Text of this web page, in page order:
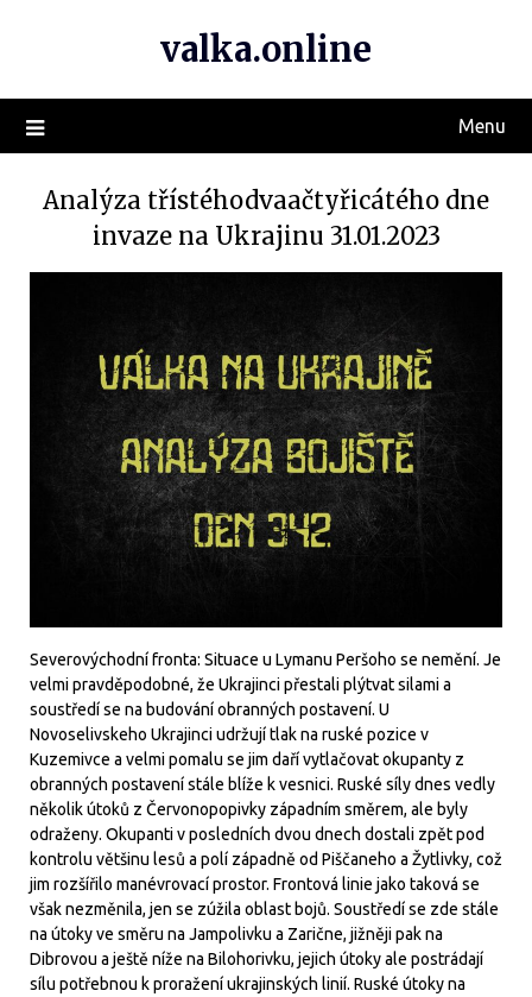
valka.online
Menu
Analýza třístéhodvaačtyřicátého dne
invaze na Ukrajinu 31.01.2023
Severovýchodní fronta: Situace u Lymanu Peršoho se nemění. Je
velmi pravděpodobné, že Ukrajinci přestali plýtvat silami a
soustředí se na budování obranných postavení. U
Novoselivskeho Ukrajinci udržují tlak na ruské pozice v
Kuzemivce a velmi pomalu se jim daří vytlačovat okupanty z
obranných postavení stále blíže k vesnici. Ruské síly dnes vedly
několik útoků z Červonopopivky západním směrem, ale byly
odraženy. Okupanti v posledních dvou dnech dostali zpět pod
kontrolu většinu lesů a polí západně od Piščaneho a Žytlivky, což
jim rozšířilo manévrovací prostor. Frontová linie jako taková se
však nezměnila, jen se zúžila oblast bojů. Soustředí se zde stále
na útoky ve směru na Jampolivku a Zarične, jižněji pak na
Dibrovou a ještě níže na Bilohorivku, jejich útoky ale postrádají
sílu potřebnou k proražení ukrajinských linií. Ruské útoky na